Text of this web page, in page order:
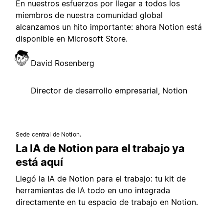
En nuestros esfuerzos por llegar a todos los
miembros de nuestra comunidad global
alcanzamos un hito importante: ahora Notion está
disponible en Microsoft Store.
David Rosenberg
Director de desarrollo empresarial, Notion
Sede central de Notion.
La IA de Notion para el trabajo ya
está aquí
Llegó la IA de Notion para el trabajo: tu kit de
herramientas de IA todo en uno integrada
directamente en tu espacio de trabajo en Notion.